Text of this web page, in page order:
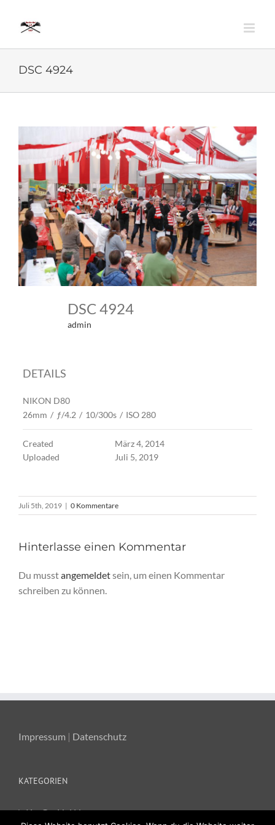
Inhalt
DSC 4924
DSC 4924
admin
DETAILS
NIKON D80
26mm / ƒ/4.2 / 10/300s / ISO 280
Created
März 4, 2014
Uploaded
Juli 5, 2019
Juli 5th, 2019 | 0 Kommentare
Hinterlasse einen Kommentar
Du musstangemeldetsein, um einen Kommentar
schreiben zu können.
Impressum | Datenschutz
KATEGORIEN
Ka-Ge-Hei News